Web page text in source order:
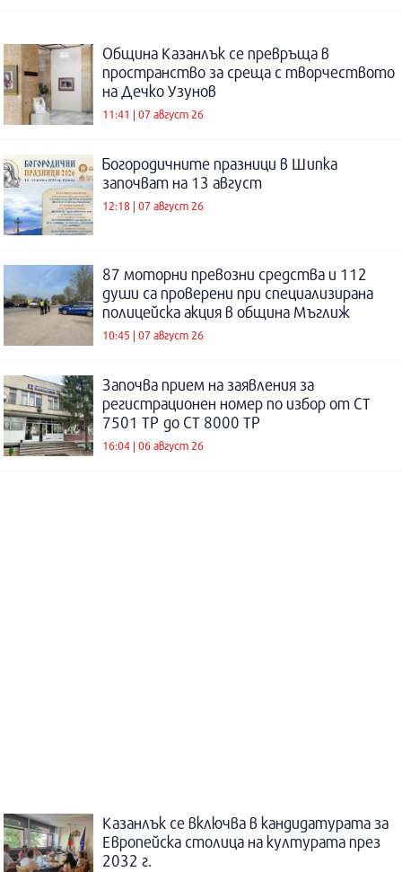
Община Казанлък се превръща в
пространство за среща с творчеството
на Дечко Узунов
11:41 | 07 август 26
Богородичните празници в Шипка
започват на 13 август
12:18 | 07 август 26
87 моторни превозни средства и 112
души са проверени при специализирана
полицейска акция в община Мъглиж
10:45 | 07 август 26
Започва прием на заявления за
регистрационен номер по избор от СТ
7501 ТР до СТ 8000 ТР
16:04 | 06 август 26
Казанлък се включва в кандидатурата за
Европейска столица на културата през
2032 г.